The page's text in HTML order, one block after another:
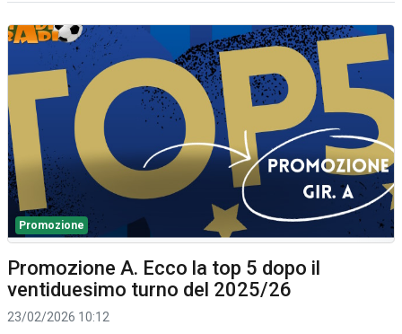
Promozione
Promozione A. Ecco la top 5 dopo il
ventiduesimo turno del 2025/26
23/02/2026 10:12